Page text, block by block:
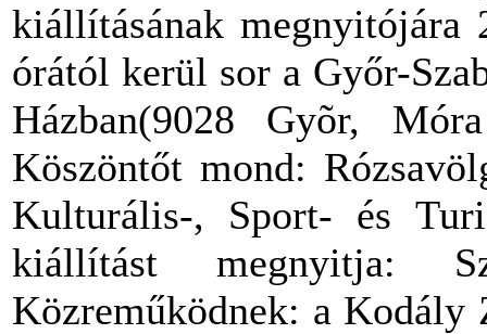
kiállításának megnyitójára
órától kerül sor a Győr-
Házban(9028 Gyõr,
Köszöntőt mond:
Kulturális-, Sport- és
kiállítást megnyitja:
Közreműködnek: a